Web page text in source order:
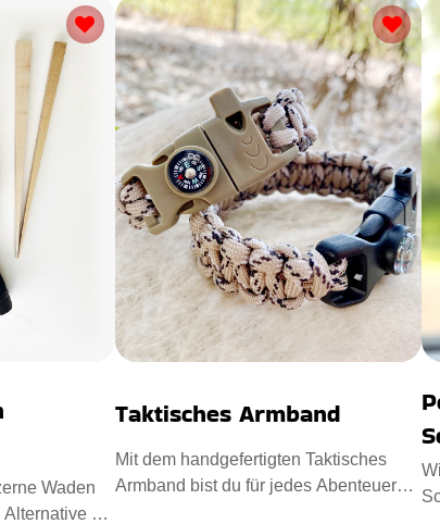
Waden
zur
Taktisches Armband
Mit dem handgefertigten Taktisches
Armband bist du für jedes Abenteuer